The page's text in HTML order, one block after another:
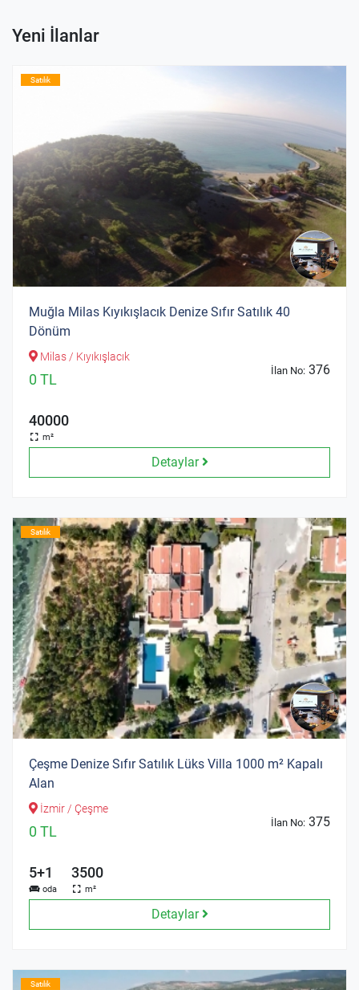
Yeni İlanlar
Satılık
Muğla Milas Kıyıkışlacık Denize Sıfır Satılık 40
Dönüm
Milas / Kıyıkışlacık
0 TL
İlan No: 376
40000
m²
Detaylar
Satılık
Çeşme Denize Sıfır Satılık Lüks Villa 1000 m² Kapalı
Alan
İzmir / Çeşme
0 TL
İlan No: 375
5+1
oda
3500
m²
Detaylar
Satılık